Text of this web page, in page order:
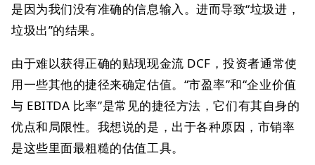
是因为我们没有准确的信息输入。进而导致“垃圾进，
垃圾出”的结果。
由于难以获得正确的贴现现金流 DCF，投资者通常使
用一些其他的捷径来确定估值。“市盈率”和“企业价值
与 EBITDA 比率”是常见的捷径方法，它们有其自身的
优点和局限性。我想说的是，出于各种原因，市销率
是这些里面最粗糙的估值工具。